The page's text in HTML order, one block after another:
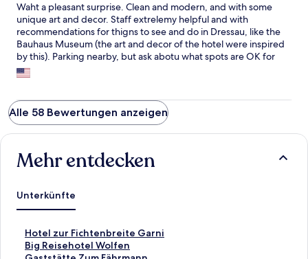
Waht a pleasant surprise. Clean and modern, and with some
unique art and decor. Staff extrelemy helpful and with
recommendations for thigns to see and do in Dressau, like the
Bauhaus Museum (the art and decor of the hotel were inspired
by this). Parking nearby, but ask abotu what spots are OK for
what hours. Not many restaurant options neary, but plenty in
town.
Alle 58 Bewertungen anzeigen
Mehr entdecken
Unterkünfte
Hotel zur Fichtenbreite Garni
L
iBig Reisehotel Wolfen
L